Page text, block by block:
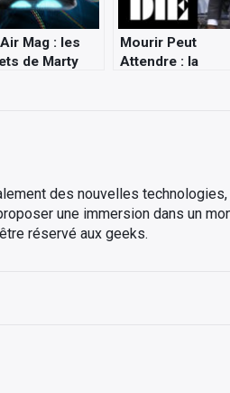
Mag : les
de Marty
Mourir Peut
Attendre : la
des nouvelles technologies,
une immersion dans un
réservé aux geeks.